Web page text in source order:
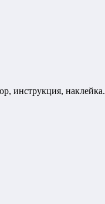
инструкция, наклейка.